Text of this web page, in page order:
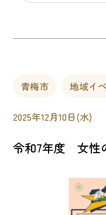
青梅市 地域イ
2025年12月10日(水)
令和7年度 女性